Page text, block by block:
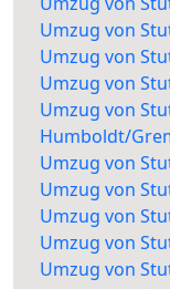
Umzug von
Umzug von
Umzug von
Umzug von
Humboldt/
Umzug von
Umzug von
Umzug von
Umzug von
Umzug von